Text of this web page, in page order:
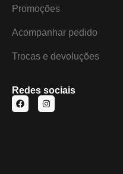
Promoções
Acompanhar pedido
Trocas e devoluções
Redes sociais